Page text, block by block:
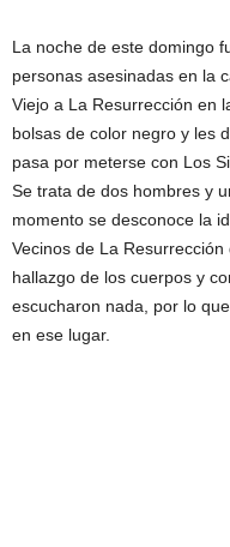
La noche de este domingo
personas asesinadas en la
Viejo a La Resurrección en
bolsas de color negro y les
pasa por meterse con Los
Se trata de dos hombres y
momento se desconoce la
Vecinos de La
hallazgo de los cuerpos y
escucharon nada, por lo
en ese lugar.